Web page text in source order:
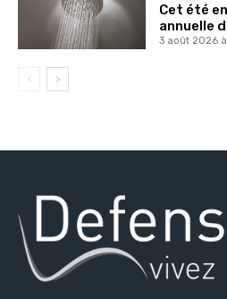
Cet été
annuelle
3 août 2026 à